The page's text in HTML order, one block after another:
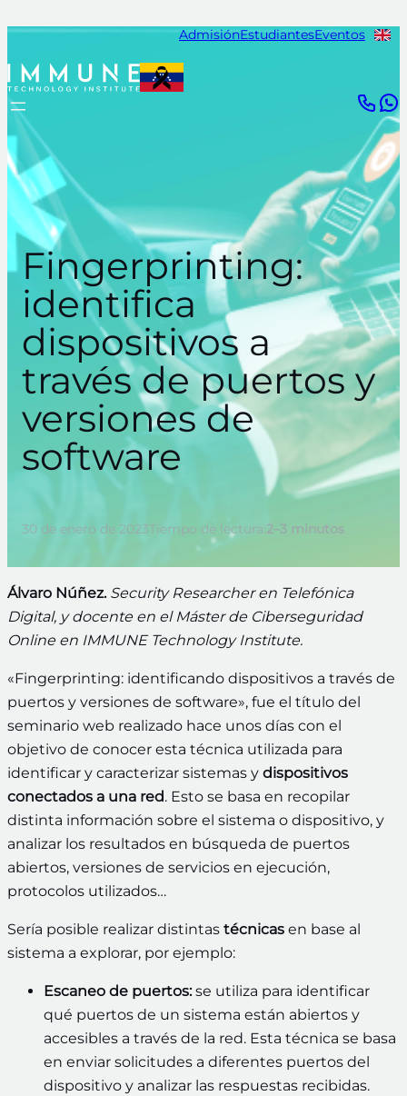
contenido
AdmisiónEstudiantesEventos
Fingerprinting:
identifica
dispositivos a
través de puertos y
versiones de
software
30 de enero de 2023Tiempo de lectura:2–3 minutos
Álvaro Núñez. Security Researcher en Telefónica
Digital, y docente en el Máster de Ciberseguridad
Online en IMMUNE Technology Institute.
«Fingerprinting: identificando dispositivos a través de
puertos y versiones de software», fue el título del
seminario web realizado hace unos días con el
objetivo de conocer esta técnica utilizada para
identificar y caracterizar sistemas y dispositivos
conectados a una red. Esto se basa en recopilar
distinta información sobre el sistema o dispositivo, y
analizar los resultados en búsqueda de puertos
abiertos, versiones de servicios en ejecución,
protocolos utilizados…
Sería posible realizar distintas técnicas en base al
sistema a explorar, por ejemplo:
Escaneo de puertos:se utiliza para identificar
qué puertos de un sistema están abiertos y
accesibles a través de la red. Esta técnica se basa
en enviar solicitudes a diferentes puertos del
dispositivo y analizar las respuestas recibidas.